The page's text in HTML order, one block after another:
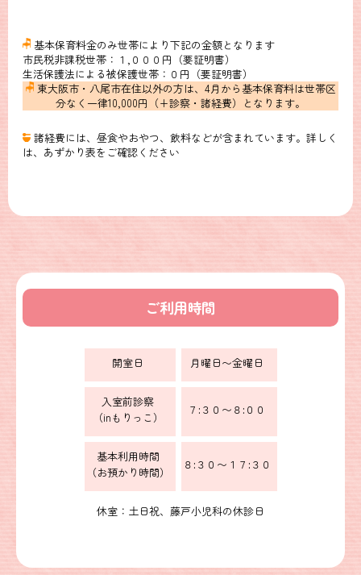
基本保育料金のみ世帯により下記の金額となります
市民税非課税世帯：１,０００円（要証明書）
生活保護法による被保護世帯：０円（要証明書）
東大阪市・八尾市在住以外の方は、4月から基本保育料は世帯区
分なく一律10,000円（+診察・諸経費）となります。
諸経費には、昼食やおやつ、飲料などが含まれています。詳しく
は、あずかり表をご確認ください
ご利用時間
開室日 月曜日〜金曜日
入室前診察
（inもりっこ）
７:３０〜８:００
基本利用時間
（お預かり時間）
８:３０〜１７:３０
休室：土日祝、藤戸小児科の休診日